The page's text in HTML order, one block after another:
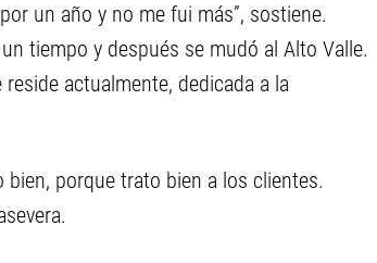
un año y no me fui más”, sostiene.
tiempo y después se mudó al Alto Valle.
actualmente, dedicada a la
bien, porque trato bien a los clientes.